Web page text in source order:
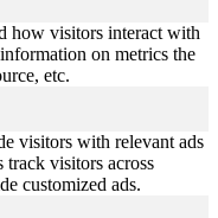
how visitors interact with
on metrics the
etc.
visitors with relevant ads
track visitors across
customized ads.